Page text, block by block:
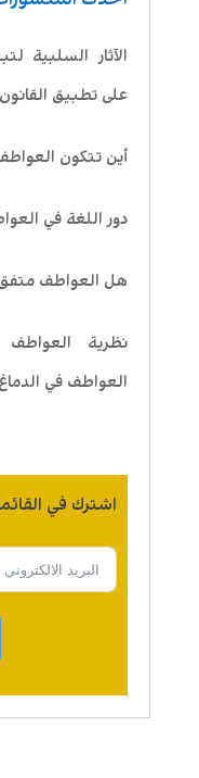
الآثار السلبية
على تطبيق القانون
أين تتكون
دور اللغة في
هل العواطف متفق
نظرية
العواطف في
اشترك في